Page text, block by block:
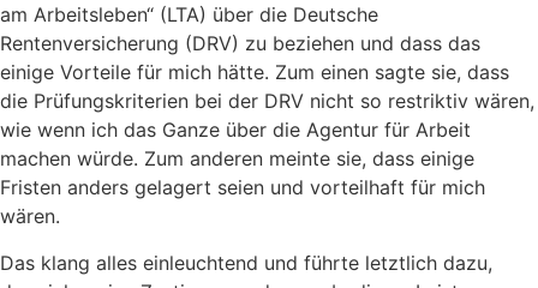
am Arbeitsleben“ (LTA) über die Deutsche
Rentenversicherung (DRV) zu beziehen und dass das
einige Vorteile für mich hätte. Zum einen sagte sie, dass
die Prüfungskriterien bei der DRV nicht so restriktiv wären,
wie wenn ich das Ganze über die Agentur für Arbeit
machen würde. Zum anderen meinte sie, dass einige
Fristen anders gelagert seien und vorteilhaft für mich
wären.
Das klang alles einleuchtend und führte letztlich dazu,